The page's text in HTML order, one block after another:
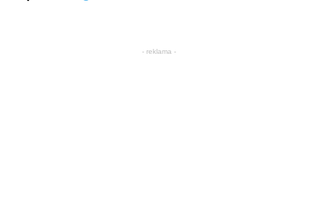
- reklama -